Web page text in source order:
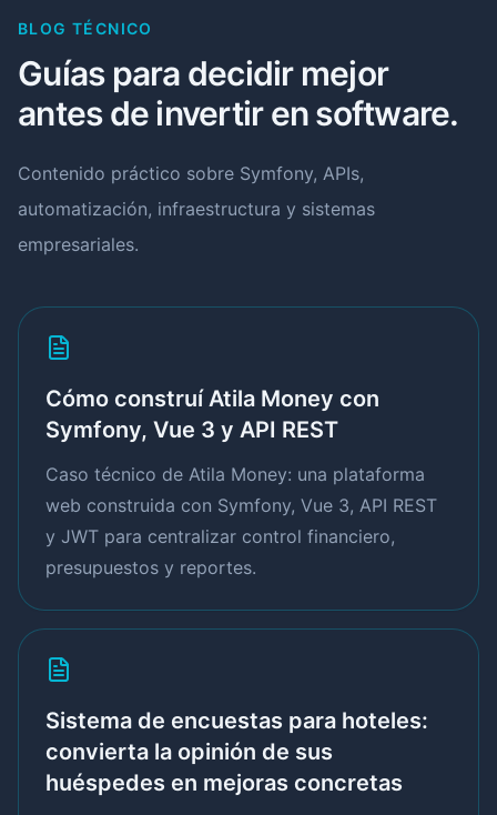
BLOG TÉCNICO
Guías para decidir mejor
antes de invertir en software.
Contenido práctico sobre Symfony, APIs,
automatización, infraestructura y sistemas
empresariales.
Cómo construí Atila Money con
Symfony, Vue 3 y API REST
Caso técnico de Atila Money: una plataforma
web construida con Symfony, Vue 3, API REST
y JWT para centralizar control financiero,
presupuestos y reportes.
Sistema de encuestas para hoteles:
convierta la opinión de sus
huéspedes en mejoras concretas